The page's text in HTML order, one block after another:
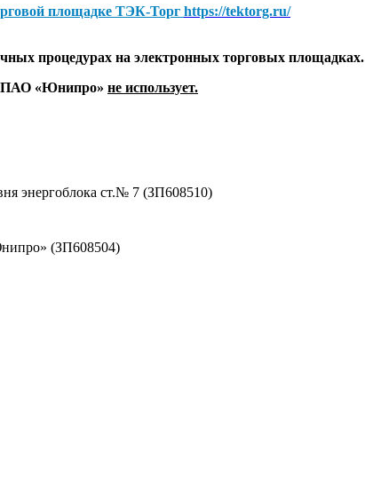
площадке ТЭК-Торг https://tektorg.ru/
процедурах на электронных торговых площадках.
ПАО «Юнипро» не использует.
энергоблока ст.№ 7 (ЗП608510)
(ЗП608504)